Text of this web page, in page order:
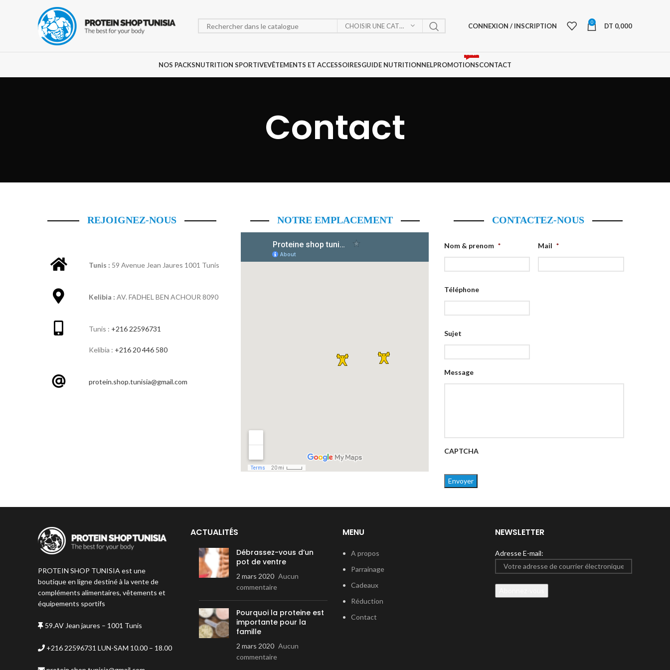
CHOISIR UNE CATÉGORIE CONNEXION / INSCRIPTION 0 DT 0,000
NOS PACKSNUTRITION SPORTIVEVÊTEMENTS ET ACCESSOIRESGUIDE NUTRITIONNELPROMOTIONSCONTACT
Contact
REJOIGNEZ-NOUS
Tunis : 59 Avenue Jean Jaures 1001 Tunis
Kelibia : AV. FADHEL BEN ACHOUR 8090
Tunis : +216 22596731
Kelibia : +216 20 446 580
protein.shop.tunisia@gmail.com
NOTRE EMPLACEMENT CONTACTEZ-NOUS
Nom & prenom * Mail *
Téléphone
Sujet
Message
CAPTCHA
PROTEIN SHOP TUNISIA est une
boutique en ligne destiné à la vente de
compléments alimentaires, vêtements et
équipements sportifs
59.AV Jean jaures – 1001 Tunis
+216 22596731 LUN-SAM 10.00 – 18.00
ACTUALITÉS
Débrassez-vous d’un
pot de ventre
2 mars 2020 Aucun
commentaire
Pourquoi la proteine est
importante pour la
famille
2 mars 2020 Aucun
commentaire
MENU
A propos
Parrainage
Cadeaux
Réduction
Contact
NEWSLETTER
Adresse E-mail: